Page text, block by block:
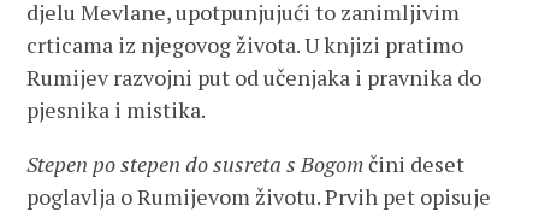
djelu Mevlane, upotpunjujući to zanimljivim
crticama iz njegovog života. U knjizi pratimo
Rumijev razvojni put od učenjaka i pravnika do
pjesnika i mistika.
Stepen po stepen do susreta s Bogomčini deset
poglavlja o Rumijevom životu. Prvih pet opisuje